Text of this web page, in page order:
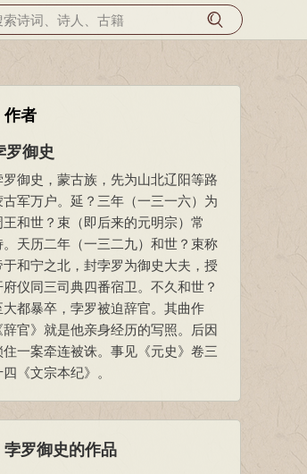
作者
罗御史
罗御史，蒙古族，先为山北辽阳等路
古军万户。延？三年（一三一六）为
王和世？束（即后来的元明宗）常
。天历二年（一三二九）和世？束称
于和宁之北，封孛罗为御史大夫，授
府仪同三司典四番宿卫。不久和世？
大都暴卒，孛罗被迫辞官。其曲作
辞官》就是他亲身经历的写照。后因
住一案牵连被诛。事见《元史》卷三
《文宗本纪》。
孛罗御史的作品